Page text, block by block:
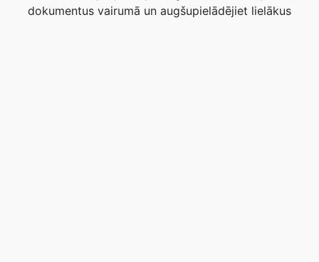
dokumentus vairumā un augšupielādējiet lielākus